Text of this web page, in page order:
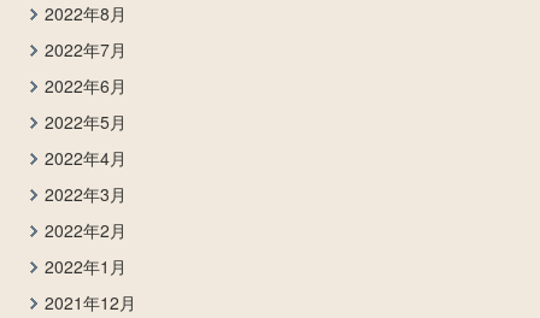
2022年8月
2022年7月
2022年6月
2022年5月
2022年4月
2022年3月
2022年2月
2022年1月
2021年12月